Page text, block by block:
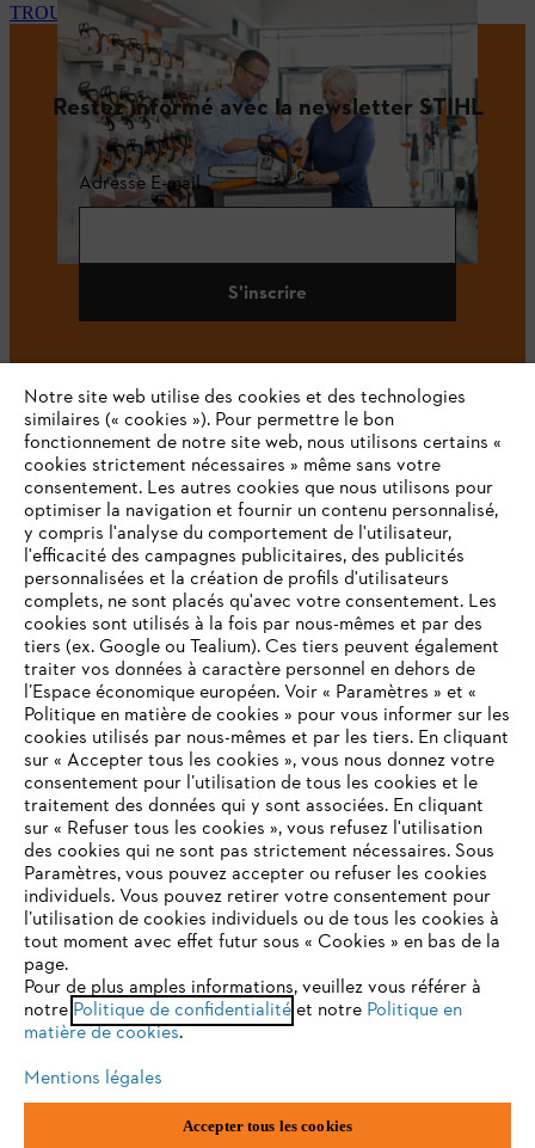
TROUVEZ VOTRE REVENDEUR STIHL
Restez informé avec la newsletter STIHL
Adresse E-mail
S'inscrire
#STIHL
L'Entreprise
STIHL FAQ
Contact
Politique de protection des données
Mentions légales Utilisation des cookies
ANDREAS STIHL NV, Veurtstraat 117, 2870 Puurs-Sint-Amands,
VOTRE NAVIGATEUR INTERNET
N'EST PLUS PRIS EN CHARGE
Vous utilisez un navigateur Internet que nous ne prenons plus
en charge, et certaines fonctionnalités de notre site ne
peuvent fonctionner correctement. Pour une utilisation
optimale de notre site, nous vous recommandons de passer à
l'un des navigateurs suivants :
firefox chrome
Notre site web utilise des cookies et des technologies
similaires (« cookies »). Pour permettre le bon
fonctionnement de notre site web, nous utilisons certains «
cookies strictement nécessaires » même sans votre
consentement. Les autres cookies que nous utilisons pour
optimiser la navigation et fournir un contenu personnalisé,
y compris l'analyse du comportement de l'utilisateur,
l'efficacité des campagnes publicitaires, des publicités
personnalisées et la création de profils d'utilisateurs
complets, ne sont placés qu'avec votre consentement. Les
cookies sont utilisés à la fois par nous-mêmes et par des
tiers (ex. Google ou Tealium). Ces tiers peuvent également
traiter vos données à caractère personnel en dehors de
l’Espace économique européen. Voir « Paramètres » et «
Politique en matière de cookies » pour vous informer sur les
cookies utilisés par nous-mêmes et par les tiers. En cliquant
sur « Accepter tous les cookies », vous nous donnez votre
consentement pour l’utilisation de tous les cookies et le
traitement des données qui y sont associées. En cliquant
sur « Refuser tous les cookies », vous refusez l'utilisation
des cookies qui ne sont pas strictement nécessaires. Sous
Paramètres, vous pouvez accepter ou refuser les cookies
individuels. Vous pouvez retirer votre consentement pour
l’utilisation de cookies individuels ou de tous les cookies à
tout moment avec effet futur sous « Cookies » en bas de la
page.
Pour de plus amples informations, veuillez vous référer à
notre Politique de confidentialitéet notre Politique en
matière de cookies.
Mentions légales
Accepter tous les cookies